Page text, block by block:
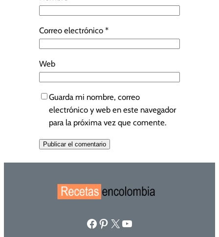
Correo electrónico *
Web
Guarda mi nombre, correo
electrónico y web en este navegador
para la próxima vez que comente.
Facebook Pinterest X YouTube